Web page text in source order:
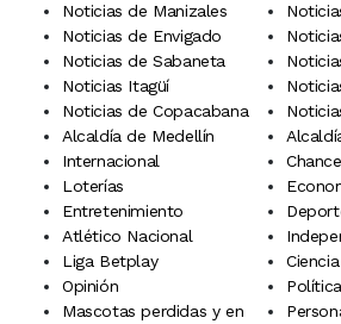
Noticias de Manizales
Noticias de Envigado
Noticias de Sabaneta
Noticias Itagüí
Noticias de Copacabana
Alcaldía de Medellín
Internacional
Loterías
Entretenimiento
Atlético Nacional
Liga Betplay
Opinión
Política
Mascotas perdidas y en